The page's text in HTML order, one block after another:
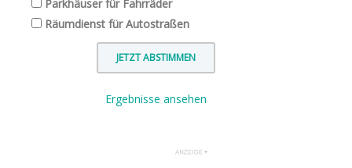
Parkhäuser für Fahrräder
Räumdienst für Autostraßen
Ergebnisse ansehen